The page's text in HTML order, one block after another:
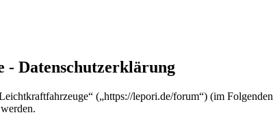
Datenschutzerklärung
(„https://lepori.de/forum“) (im